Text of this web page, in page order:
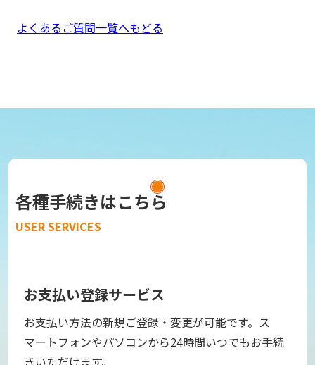
よくあるご質問一覧へもどる
各種手続きはこちら
USER SERVICES
お支払い登録サービス
お支払い方法の新規ご登録・変更が可能です。ス
マートフォンやパソコンから24時間いつでもお手続